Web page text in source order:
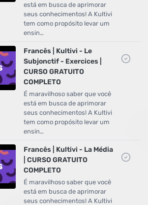
está em busca de aprimorar
seus conhecimentos! A Kultivi
tem como propósito levar um
ensin…
Francês | Kultivi - Le
Subjonctif - Exercices |
CURSO GRATUITO
COMPLETO
É maravilhoso saber que você
está em busca de aprimorar
seus conhecimentos! A Kultivi
tem como propósito levar um
ensin…
Francês | Kultivi - La Média
| CURSO GRATUITO
COMPLETO
É maravilhoso saber que você
está em busca de aprimorar
seus conhecimentos! A Kultivi